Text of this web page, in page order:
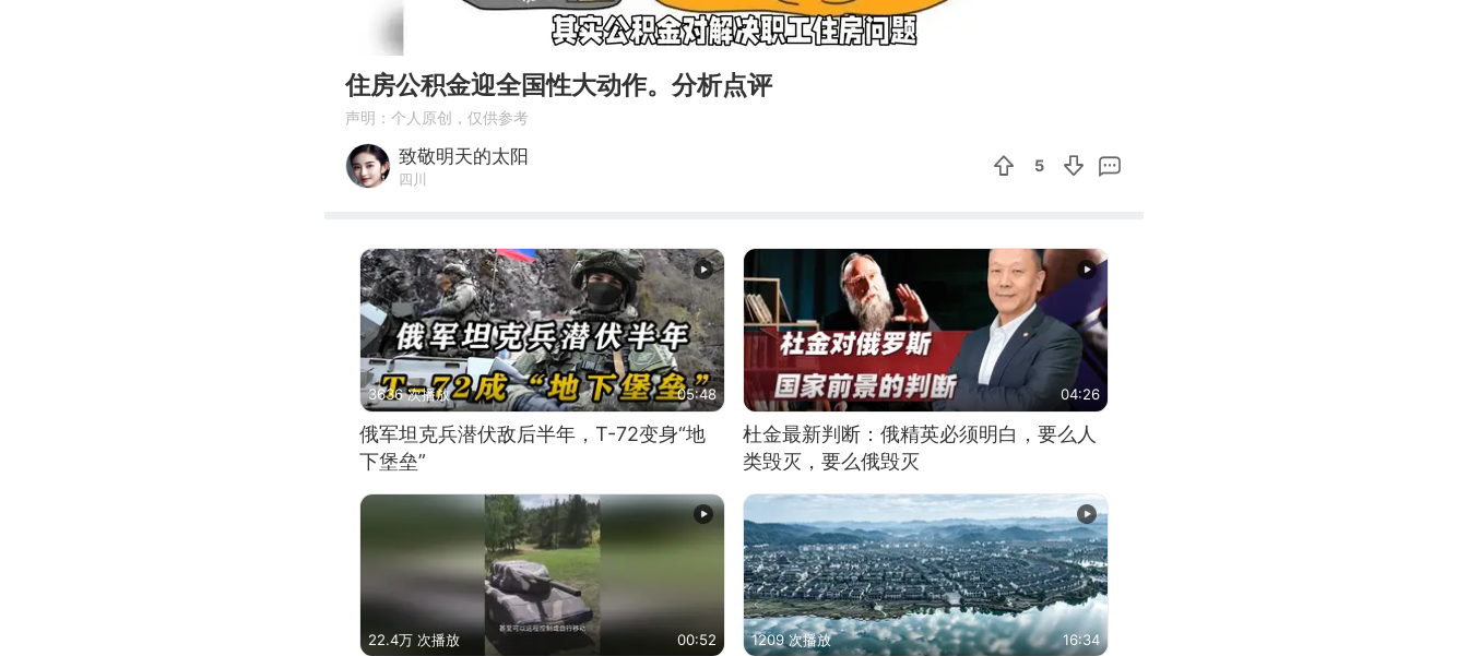
住房公积金迎全国性大动作。分析点评
声明：个人原创，仅供参考
致敬明天的太阳
四川
5
3636 次播放 05:48
俄军坦克兵潜伏敌后半年，T-72变身“地
下堡垒”
04:26
杜金最新判断：俄精英必须明白，要么人
类毁灭，要么俄毁灭
22.4万 次播放 00:52 1209 次播放 16:34